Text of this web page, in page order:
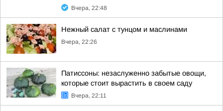
Вчера, 22:48
Нежный салат с тунцом и маслинами
Вчера, 22:26
Патиссоны: незаслуженно забытые овощи,
которые стоит вырастить в своем саду
Вчера, 22:11